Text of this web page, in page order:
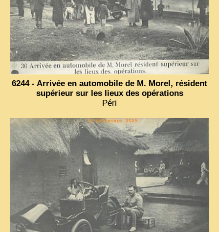
EN DIRECT
ENQUÊTES
L’ ACTU
2025 LAOS 1950 CPSM
2026 PERI, VIÊT-CONG
VIETNAM
ZOOM PHOTO
DÊ THAM
MUSÉES
ALBUMS FAMILLE
6244 - Arrivée en automobile de M. Morel, résident
supérieur sur les lieux des opérations
Péri